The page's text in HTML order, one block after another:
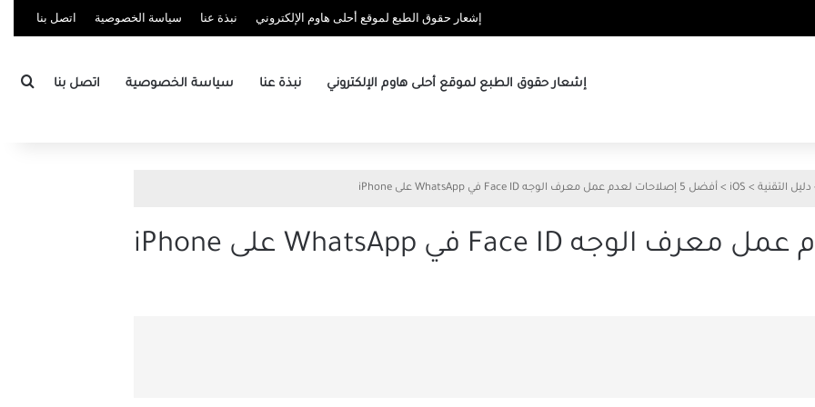
إشعار حقوق الطبع لموقع أحلى هاوم الإلكتروني نبذة عنا سياسة الخصوصية اتصل بنا
إشعار حقوق الطبع لموقع أحلى هاوم الإلكتروني نبذة عنا سياسة الخصوصية اتصل بنا
دليل التقنية >
iOS
> أفضل 5 إصلاحات لعدم عمل معرف الوجه Face ID في WhatsApp على iPhone